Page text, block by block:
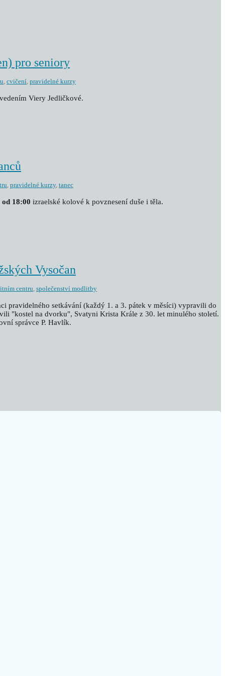
pro seniory
, cvičení, pravidelné kurzy
Viery Jedličkové.
, pravidelné kurzy, tanec
18:00 izraelské kolové k povznesení duše i těla.
Vysočan
centru, společenství modlitby
pravidelného setkávání (každý 1. a 3. pátek v měsíci) vypravili do
"kostel na dvorku", Svatyni Krista Krále z 30. let minulého století.
správce P. Havlík.